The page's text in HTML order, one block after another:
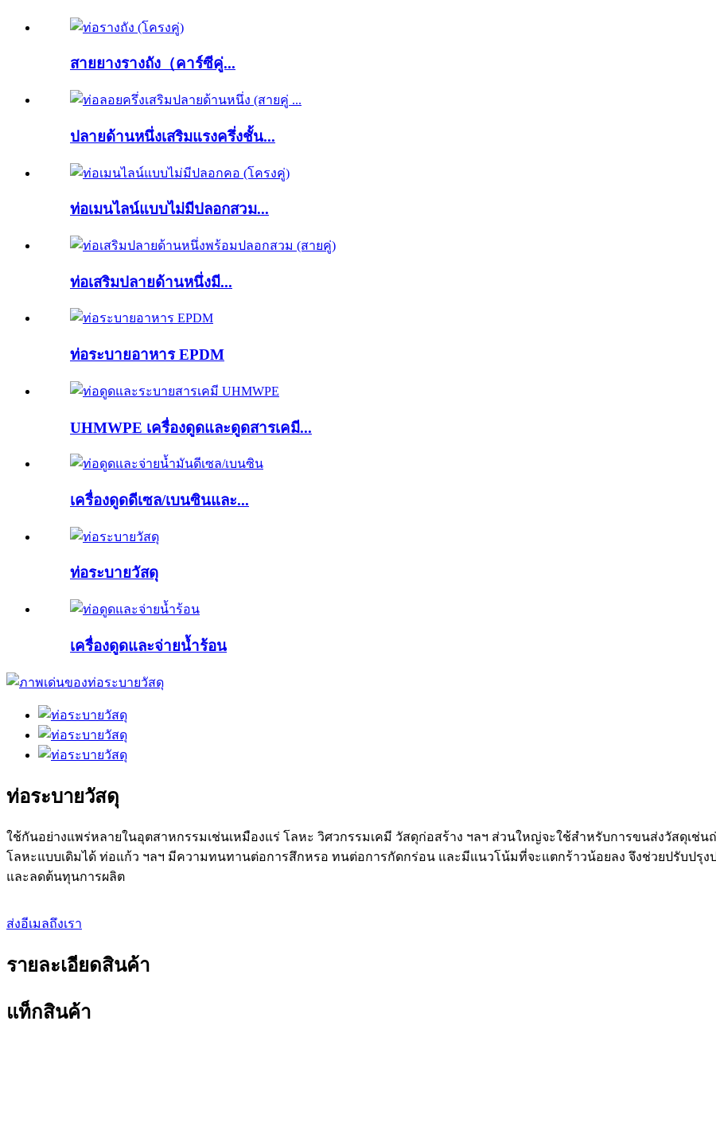
สายยางรางถัง（คาร์ซีคู่...
ปลายด้านหนึ่งเสริมแรงครึ่งชั้น...
ท่อเมนไลน์แบบไม่มีปลอกสวม...
ท่อเสริมปลายด้านหนึ่งมี...
ท่อระบายอาหาร EPDM
UHMWPE เครื่องดูดและดูดสารเคมี...
เครื่องดูดดีเซล/เบนซินและ...
ท่อระบายวัสดุ
เครื่องดูดและจ่ายน้ำร้อน
ท่อระบายวัสดุ
ใช้กันอย่างแพร่หลายในอุตสาหกรรมเช่นเหมืองแร่ โลหะ วิศวกรรมเคมี วัสดุก่อสร้าง ฯลฯ ส่วนใหญ่จะใช้สำหรับการขนส่งวัสดุเช่
โลหะแบบเดิมได้ ท่อแก้ว ฯลฯ มีความทนทานต่อการสึกหรอ ทนต่อการกัดกร่อน และมีแนวโน้มที่จะแตกร้าวน้อยลง จึงช่วยปรับปรุ
และลดต้นทุนการผลิต
ส่งอีเมลถึงเรา
รายละเอียดสินค้า
แท็กสินค้า